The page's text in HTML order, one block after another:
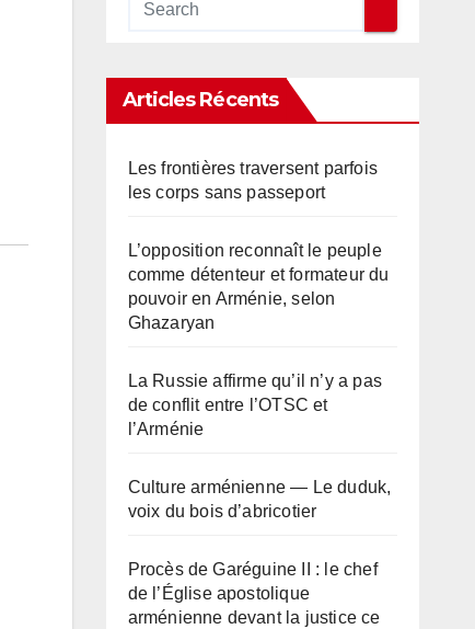
Articles Récents
Les frontières traversent parfois
les corps sans passeport
L’opposition reconnaît le peuple
comme détenteur et formateur du
pouvoir en Arménie, selon
Ghazaryan
La Russie affirme qu’il n’y a pas
de conflit entre l’OTSC et
l’Arménie
Culture arménienne — Le duduk,
voix du bois d’abricotier
Procès de Garéguine II : le chef
de l’Église apostolique
arménienne devant la justice ce